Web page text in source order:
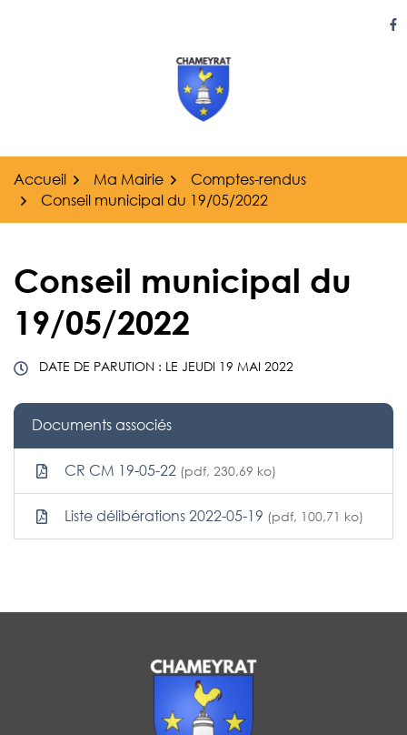
Accueil Ma Mairie
Comptes-rendus
Conseil municipal du 19/05/2022
Conseil municipal du
19/05/2022
DATE DE PARUTION : LE JEUDI 19 MAI 2022
Documents associés
CR CM 19-05-22 (pdf, 230,69 ko)
Liste délibérations 2022-05-19 (pdf, 100,71 ko)